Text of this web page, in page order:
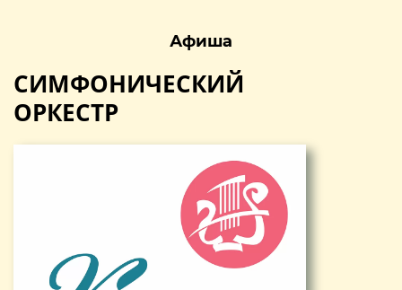
Афиша
СИМФОНИЧЕСКИЙ
ОРКЕСТР